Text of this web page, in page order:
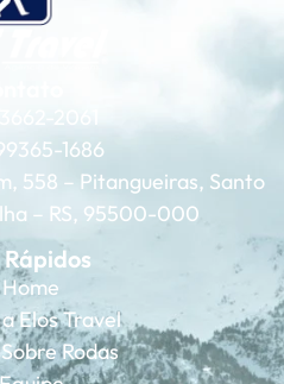
3662-2061
99365-1686
558 – Pitangueiras, Santo
– RS, 95500-000
Rápidos
Home
Elos Travel
Rodas